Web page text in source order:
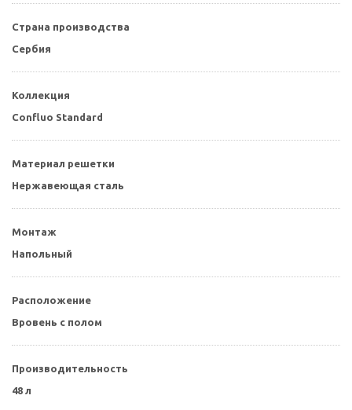
Страна производства
Сербия
Коллекция
Confluo Standard
Материал решетки
Нержавеющая сталь
Монтаж
Напольный
Расположение
Вровень с полом
Производительность
48 л